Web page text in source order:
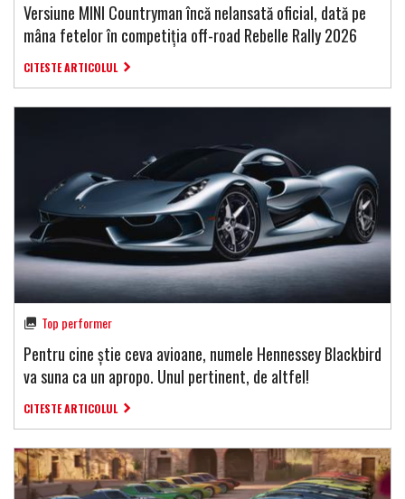
Versiune MINI Countryman încă nelansată oficial, dată pe
mâna fetelor în competiția off-road Rebelle Rally 2026
CITESTE ARTICOLUL
Top performer
Pentru cine știe ceva avioane, numele Hennessey Blackbird
va suna ca un apropo. Unul pertinent, de altfel!
CITESTE ARTICOLUL